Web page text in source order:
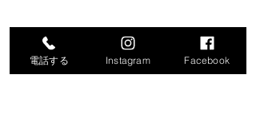
電話する Instagram Facebook